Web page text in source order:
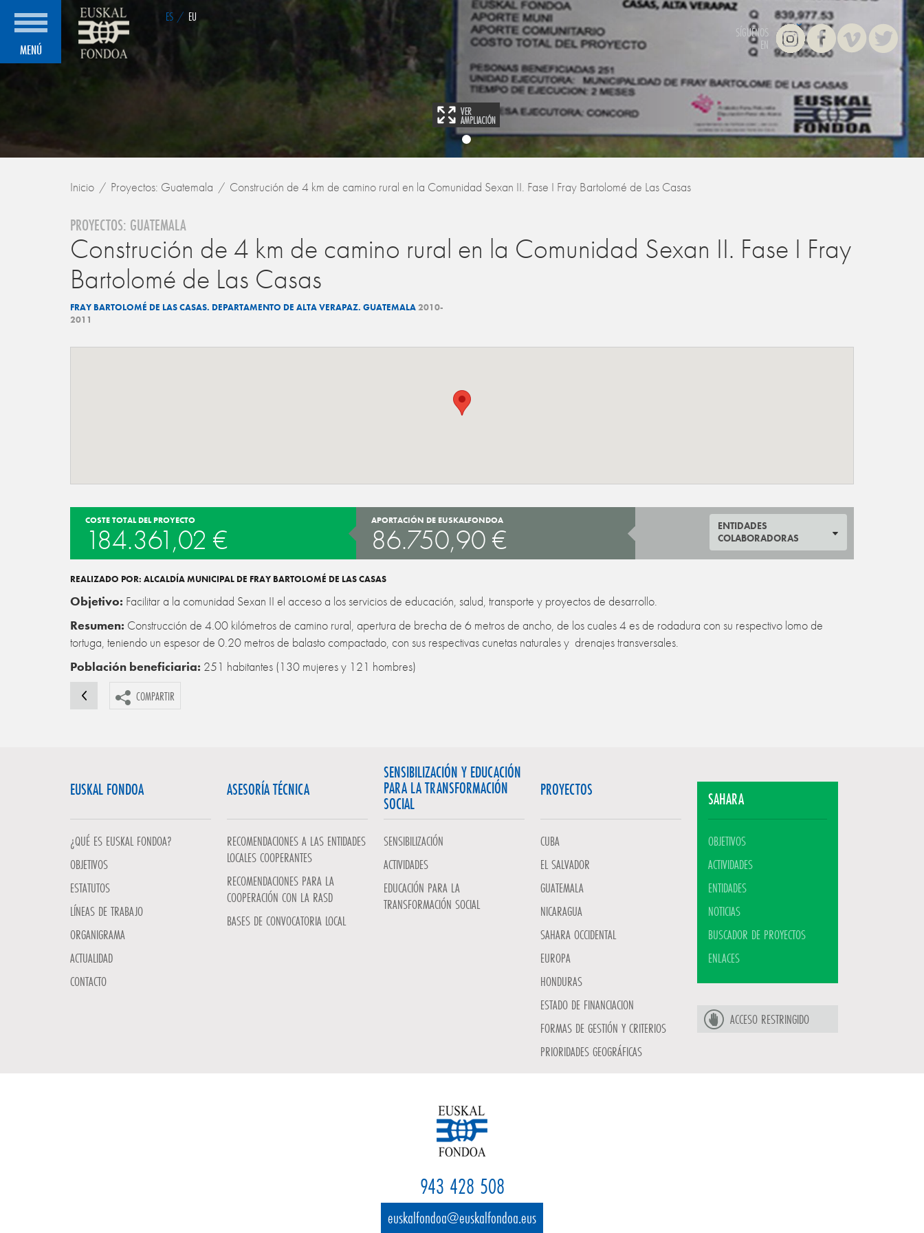
MENÚ
ES / EU
SÍGUENOS
EN
InstagramFacebook
Inicio Proyectos: Guatemala Construción de 4 km de camino rural en la Comunidad Sexan II. Fase I Fray Bartolomé de Las Casas
PROYECTOS: GUATEMALA
Construción de 4 km de camino rural en la Comunidad Sexan II. Fase I Fray
Bartolomé de Las Casas
FRAY BARTOLOMÉ DE LAS CASAS. DEPARTAMENTO DE ALTA VERAPAZ. GUATEMALA2010-
2011
COSTE TOTAL DEL PROYECTO
184.361,02 €
APORTACIÓN DE EUSKALFONDOA
86.750,90 €
ENTIDADES
COLABORADORAS
REALIZADO POR: ALCALDÍA MUNICIPAL DE FRAY BARTOLOMÉ DE LAS CASAS
Objetivo: Facilitar a la comunidad Sexan II el acceso a los servicios de educación, salud, transporte y proyectos de desarrollo.
Resumen: Construcción de 4.00 kilómetros de camino rural, apertura de brecha de 6 metros de ancho, de los cuales 4 es de rodadura con su respectivo lomo de
tortuga, teniendo un espesor de 0.20 metros de balasto compactado, con sus respectivas cunetas naturales y drenajes transversales.
Población beneficiaria: 251 habitantes (130 mujeres y 121 hombres)
COMPARTIR
EUSKAL FONDOA
¿QUÉ ES EUSKAL FONDOA?
OBJETIVOS
ESTATUTOS
LÍNEAS DE TRABAJO
ORGANIGRAMA
ACTUALIDAD
CONTACTO
ASESORÍA TÉCNICA
RECOMENDACIONES A LAS ENTIDADES
LOCALES COOPERANTES
RECOMENDACIONES PARA LA
COOPERACIÓN CON LA RASD
BASES DE CONVOCATORIA LOCAL
SENSIBILIZACIÓN Y EDUCACIÓN
PARA LA TRANSFORMACIÓN
SOCIAL
SENSIBILIZACIÓN
ACTIVIDADES
EDUCACIÓN PARA LA
TRANSFORMACIÓN SOCIAL
PROYECTOS
CUBA
EL SALVADOR
GUATEMALA
NICARAGUA
SAHARA OCCIDENTAL
EUROPA
HONDURAS
ESTADO DE FINANCIACION
FORMAS DE GESTIÓN Y CRITERIOS
PRIORIDADES GEOGRÁFICAS
SAHARA
OBJETIVOS
ACTIVIDADES
ENTIDADES
NOTICIAS
BUSCADOR DE PROYECTOS
ENLACES
ACCESO RESTRINGIDO
943 428 508
euskalfondoa@euskalfondoa.eus